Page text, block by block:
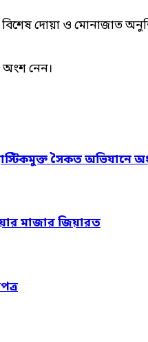
দোয়া ও মোনাজাত
অংশ নেন।
সৈকত অভিযানে
মাজার জিয়ারত